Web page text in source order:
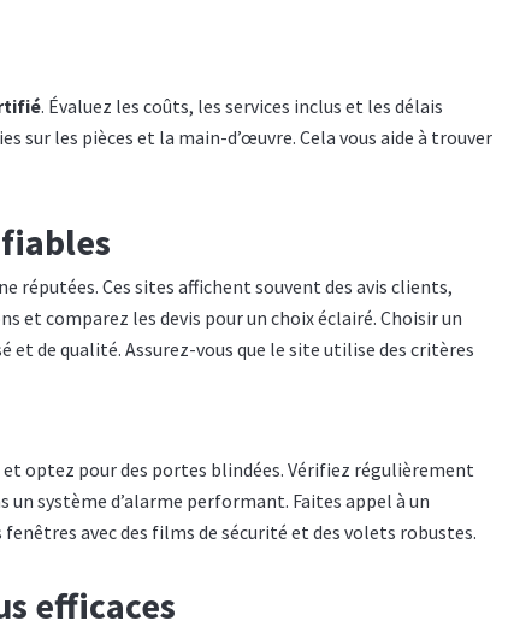
. Évaluez les coûts, les services inclus et les délais
sur les pièces et la main-d’œuvre. Cela vous aide à trouver
réputées. Ces sites affichent souvent des avis clients,
comparez les devis pour un choix éclairé. Choisir un
de qualité. Assurez-vous que le site utilise des critères
optez pour des portes blindées. Vérifiez régulièrement
un système d’alarme performant. Faites appel à un
avec des films de sécurité et des volets robustes.
efficaces